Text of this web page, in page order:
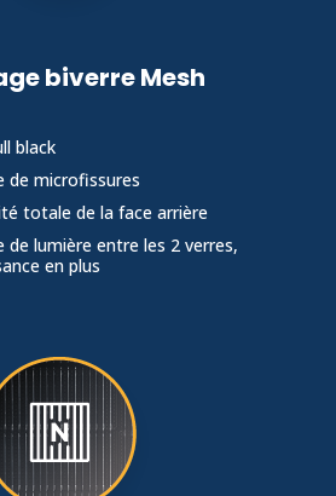
biverre Mesh
black
de microfissures
totale de la face arrière
de lumière entre les 2 verres,
en plus